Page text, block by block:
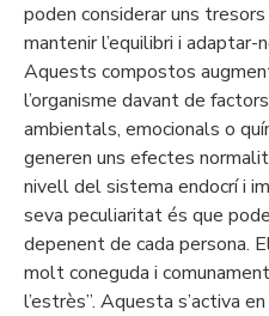
poden considerar uns
mantenir l’equilibri i adaptar-
Aquests compostos
l’organisme davant de
ambientals, emocionals o
generen uns efectes
nivell del sistema endocrí i
seva peculiaritat és que
depenent de cada persona.
molt coneguda i
l’estrès”. Aquesta s’activa